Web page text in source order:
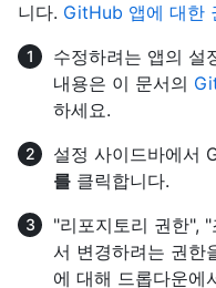
니다. GitHub 앱에 대한
수정하려는 앱의 설
내용은 이 문서의
하세요.
설정 사이드바에서
를 클릭합니다.
"리포지토리 권한",
서 변경하려는 권한
에 대해 드롭다운에